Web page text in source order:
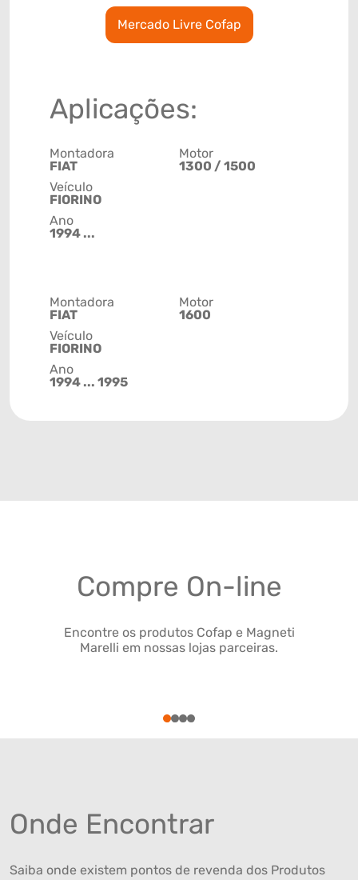
Mercado Livre Cofap
Aplicações:
Montadora
FIAT
Veículo
FIORINO
Ano
1994 ...
Motor
1300 / 1500
Montadora
FIAT
Veículo
FIORINO
Ano
1994 ... 1995
Motor
1600
Compre On-line
Encontre os produtos Cofap e Magneti
Marelli em nossas lojas parceiras.
1234
Onde Encontrar
Saiba onde existem pontos de revenda dos Produtos